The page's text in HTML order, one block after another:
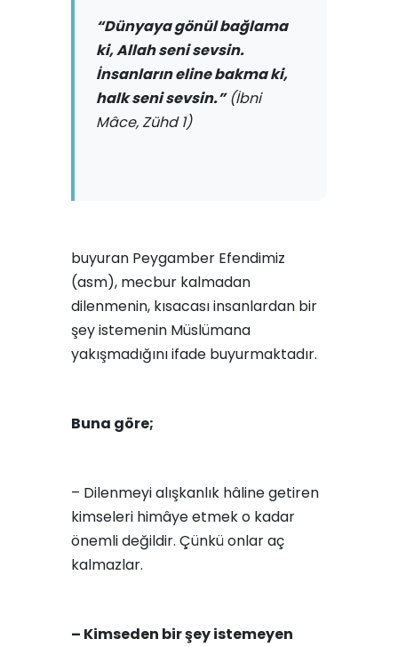
“Dünyaya gönül bağlama
ki, Allah seni sevsin.
İnsanların eline bakma ki,
halk seni sevsin.”(İbni
Mâce, Zühd 1)
buyuran Peygamber Efendimiz
(asm), mecbur kalmadan
dilenmenin, kısacası insanlardan bir
şey istemenin Müslümana
yakışmadığını ifade buyurmaktadır.
Buna göre;
– Dilenmeyi alışkanlık hâline getiren
kimseleri himâye etmek o kadar
önemli değildir. Çünkü onlar aç
kalmazlar.
– Kimseden bir şey istemeyen